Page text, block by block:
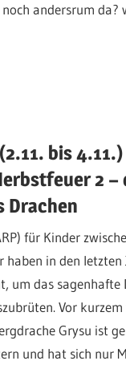
andersrum da?
bis 4.11.)
2 –
Drachen
für Kinder
haben in den
um das sagenhafte
Vor
Grysu ist
und hat sich nur